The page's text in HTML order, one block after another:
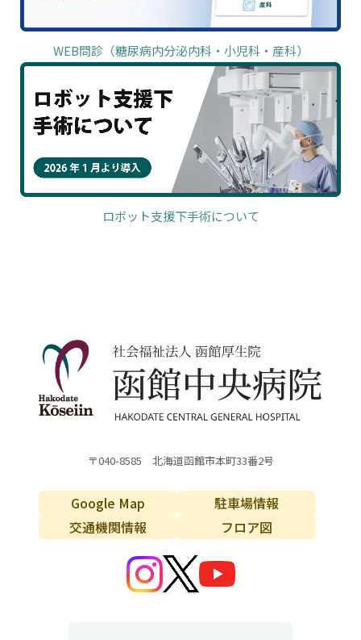
WEB問診（糖尿病内分泌内科・小児科・産科）
ロボット支援下手術について
〒040-8585 北海道函館市本町33番2号
Google Map
駐車場情報
交通機関情報
フロア図